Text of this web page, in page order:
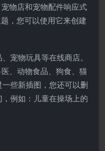
物店和宠物配件响应式
，您可以使用它来创建
宠物玩具等在线商店。
、动物食品、狗食、猫
些新插图，您还可以删
例如：儿童在操场上的